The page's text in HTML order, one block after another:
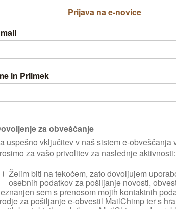
Če ste v dvomu o uporabi
Za komentiranje se prijavite
PRIJAVA